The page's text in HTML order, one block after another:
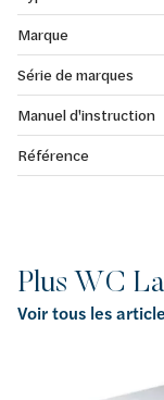
Marque
Série de marques
Manuel d'instruction
Référence
Plus WC
Voir tous les